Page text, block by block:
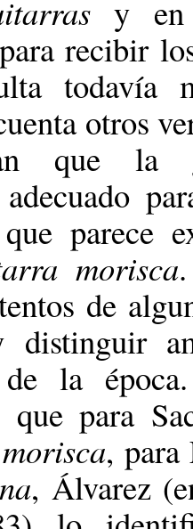
y en
recibir
todavía
otros
que la
parece
morisca
de
distinguir
de la
que para
, para
, Álvarez